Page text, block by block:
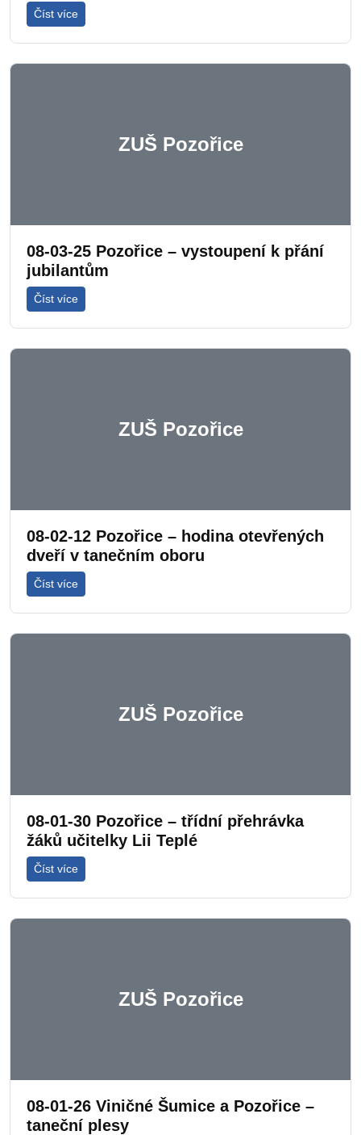
Číst více
ZUŠ Pozořice
08-03-25 Pozořice – vystoupení k přání
jubilantům
Číst více
ZUŠ Pozořice
08-02-12 Pozořice – hodina otevřených
dveří v tanečním oboru
Číst více
ZUŠ Pozořice
08-01-30 Pozořice – třídní přehrávka
žáků učitelky Lii Teplé
Číst více
ZUŠ Pozořice
08-01-26 Viničné Šumice a Pozořice –
taneční plesy